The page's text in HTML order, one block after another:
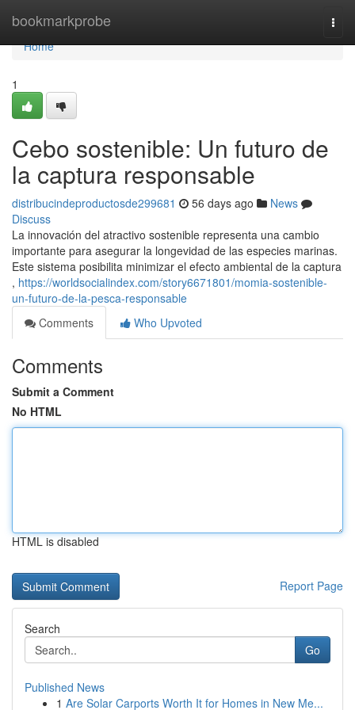
bookmarkprobe
Home
Home
1
Cebo sostenible: Un futuro de
la captura responsable
distribucindeproductosde299681 56 days ago
News
Discuss
La innovación del atractivo sostenible representa una cambio
importante para asegurar la longevidad de las especies marinas.
Este sistema posibilita minimizar el efecto ambiental de la captura
, https://worldsocialindex.com/story6671801/momia-sostenible-
un-futuro-de-la-pesca-responsable
Comments
Who Upvoted
Comments
Submit a Comment
No HTML
HTML is disabled
Report Page
Search
Go
Published News
1 Are Solar Carports Worth It for Homes in New Me...